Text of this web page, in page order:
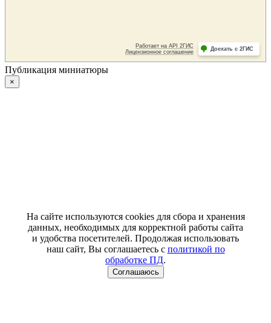
Публикация миниатюры
×
На сайте используются cookies для сбора и хранения
данных, необходимых для корректной работы сайта
и удобства посетителей. Продолжая использовать
наш сайт, Вы соглашаетесь с политикой по
обработке ПД.
Соглашаюсь